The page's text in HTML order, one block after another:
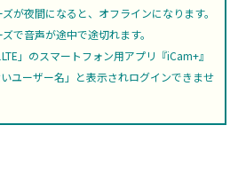
が夜間になると、オフラインになります。
で音声が途中で途切れます。
」のスマートフォン用アプリ『iCam+』
ユーザー名」と表示されログインできませ